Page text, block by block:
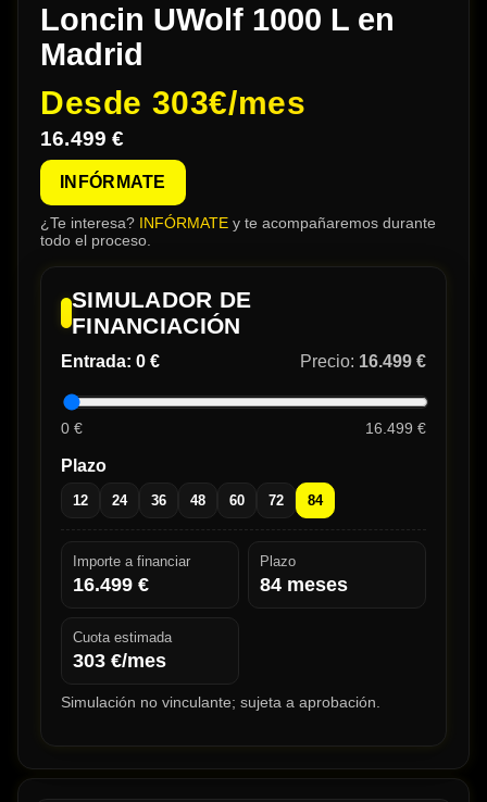
Loncin UWolf 1000 L en
Madrid
Desde 303€/mes
16.499 €
INFÓRMATE
¿Te interesa? INFÓRMATE y te acompañaremos durante
todo el proceso.
SIMULADOR DE
FINANCIACIÓN
Entrada: 0 € Precio: 16.499 €
0 € 16.499 €
Plazo
12 24 36 48 60 72 84
Importe a financiar
16.499 €
Plazo
84 meses
Cuota estimada
303 €/mes
Simulación no vinculante; sujeta a aprobación.